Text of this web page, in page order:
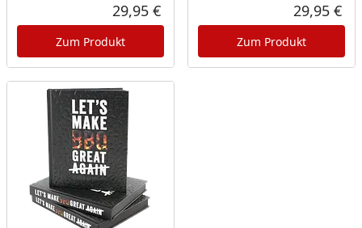
Aktueller Preis
29,95 €
Zum Produkt
29,95 €
Zum Produkt